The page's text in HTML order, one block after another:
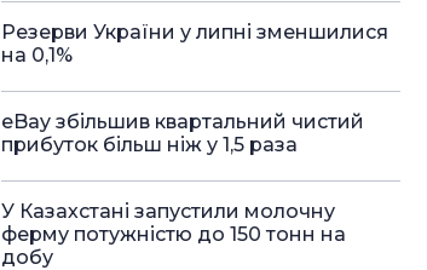
Резерви України у липні зменшилися
на 0,1%
eBay збільшив квартальний чистий
прибуток більш ніж у 1,5 раза
У Казахстані запустили молочну
ферму потужністю до 150 тонн на
добу